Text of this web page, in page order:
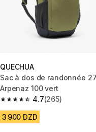
QUECHUA
Sac à dos de randonnée
Arpenaz 100 vert
4.7
4.7 out of 5 stars from 265
(265)
3 900 DZD